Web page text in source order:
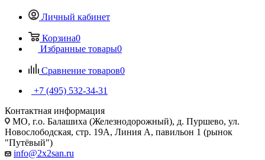
Личный кабинет
Корзина0
Избранные товары0
Сравнение товаров0
+7 (495) 532‑34‑31
Контактная информация
МО, г.о. Балашиха (Железнодорожный), д. Пуршево, ул.
Новослободская, стр. 19А, Линия А, павильон 1 (рынок
"Путёвый")
info@2x2san.ru